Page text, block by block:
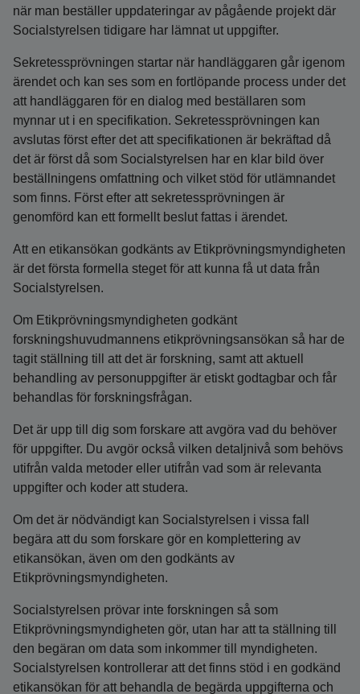
när man beställer uppdateringar av pågående projekt där
Socialstyrelsen tidigare har lämnat ut uppgifter.
Sekretessprövningen startar när handläggaren går igenom
ärendet och kan ses som en fortlöpande process under det
att handläggaren för en dialog med beställaren som
mynnar ut i en specifikation. Sekretessprövningen kan
avslutas först efter det att specifikationen är bekräftad då
det är först då som Socialstyrelsen har en klar bild över
beställningens omfattning och vilket stöd för utlämnandet
som finns. Först efter att sekretessprövningen är
genomförd kan ett formellt beslut fattas i ärendet.
Att en etikansökan godkänts av Etikprövningsmyndigheten
är det första formella steget för att kunna få ut data från
Socialstyrelsen.
Om Etikprövningsmyndigheten godkänt
forskningshuvudmannens etikprövningsansökan så har de
tagit ställning till att det är forskning, samt att aktuell
behandling av personuppgifter är etiskt godtagbar och får
behandlas för forskningsfrågan.
Det är upp till dig som forskare att avgöra vad du behöver
för uppgifter. Du avgör också vilken detaljnivå som behövs
utifrån valda metoder eller utifrån vad som är relevanta
uppgifter och koder att studera.
Om det är nödvändigt kan Socialstyrelsen i vissa fall
begära att du som forskare gör en komplettering av
etikansökan, även om den godkänts av
Etikprövningsmyndigheten.
Socialstyrelsen prövar inte forskningen så som
Etikprövningsmyndigheten gör, utan har att ta ställning till
den begäran om data som inkommer till myndigheten.
Socialstyrelsen kontrollerar att det finns stöd i en godkänd
etikansökan för att behandla de begärda uppgifterna och